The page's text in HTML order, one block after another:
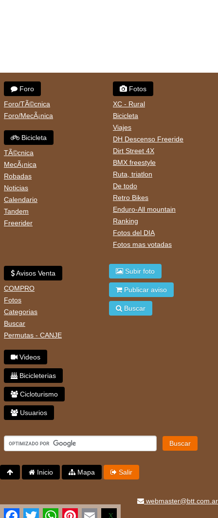
Foro
Foro/TÃ©cnica
Foro/MecÃ¡nica
Bicicleta
TÃ©cnica
MecÃ¡nica
Robadas
Noticias
Calendario
Tandem
Freerider
Fotos
XC - Rural
Bicicleta
Viajes
DH Descenso Freeride
Dirt Street 4X
BMX freestyle
Ruta, triatlon
De todo
Retro Bikes
Enduro-All mountain
Ranking
Fotos del DIA
Fotos mas votadas
Avisos Venta
COMPRO
Fotos
Categorias
Buscar
Permutas - CANJE
Videos
Bicicleterias
Cicloturismo
Usuarios
Subir foto
Publicar aviso
Buscar
Buscar
Inicio Mapa Salir
webmaster@btt.com.ar
Facebook
Twitter WhatsApp
PinterestEmail
X